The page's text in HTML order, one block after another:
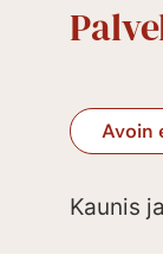
Avoin
Kaunis